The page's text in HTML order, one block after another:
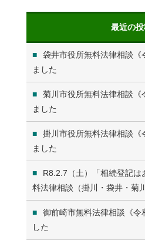
最近の
袋井市役所無料法律相談《
ました
菊川市役所無料法律相談《
ました
掛川市役所無料法律相談《
ました
R8.2.7（土）「相続登記は
料法律相談（掛川・袋井・菊
御前崎市無料法律相談《令
した